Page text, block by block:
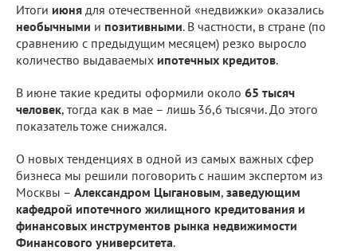
Итоги июня для отечественной «недвижки» оказались
необычными и позитивными. В частности, в стране (по
сравнению с предыдущим месяцем) резко выросло
количество выдаваемых ипотечных кредитов.
В июне такие кредиты оформили около 65 тысяч
человек, тогда как в мае – лишь 36,6 тысячи. До этого
показатель тоже снижался.
О новых тенденциях в одной из самых важных сфер
бизнеса мы решили поговорить с нашим экспертом из
Москвы – Александром Цыгановым, заведующим
кафедрой ипотечного жилищного кредитования и
финансовых инструментов рынка недвижимости
Финансового университета.